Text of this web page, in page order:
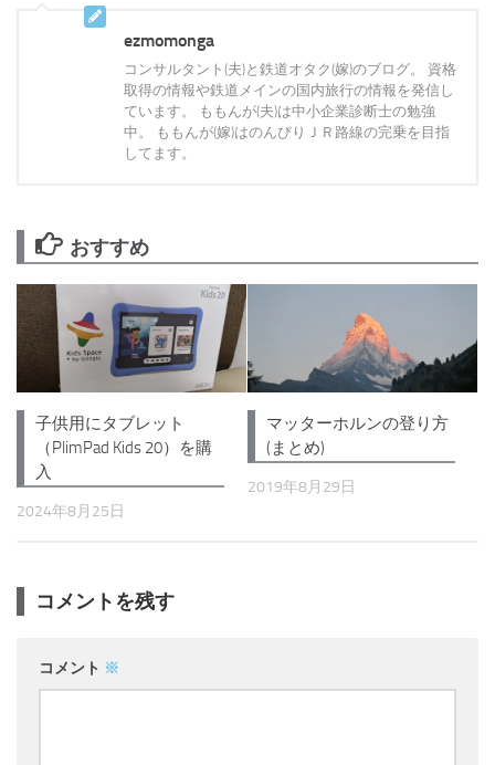
ezmomonga
コンサルタント(夫)と鉄道オタク(嫁)のブログ。 資格
取得の情報や鉄道メインの国内旅行の情報を発信し
ています。 ももんが(夫)は中小企業診断士の勉強
中。 ももんが(嫁)はのんびりＪＲ路線の完乗を目指
してます。
おすすめ
子供用にタブレット
（PlimPad Kids 20）を購
入
2024年8月25日
マッターホルンの登り方
(まとめ)
2019年8月29日
コメントを残す
コメント ※